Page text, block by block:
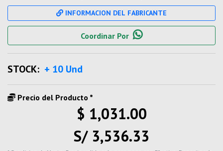
INFORMACION DEL FABRICANTE
Coordinar Por
STOCK: + 10 Und
Precio del Producto *
$ 1,031.00
S/ 3,536.33